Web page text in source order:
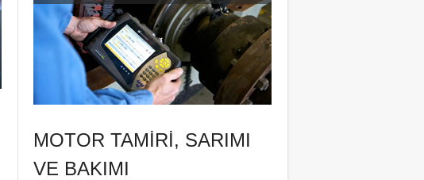
MOTOR TAMIRI, SARIMI
VE BAKIMI